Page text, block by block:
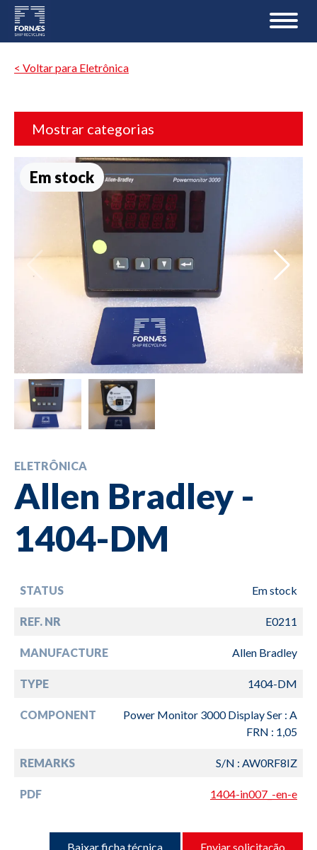
< Voltar para Eletrônica
Mostrar categorias
Em stock
ELETRÔNICA
Allen Bradley -
1404-DM
STATUS Em stock
REF. NR E0211
MANUFACTURE Allen Bradley
TYPE 1404-DM
COMPONENT
Power Monitor 3000 Display Ser : A
FRN : 1,05
REMARKS S/N : AW0RF8IZ
PDF 1404-in007_-en-e
Baixar ficha técnica Enviar solicitação